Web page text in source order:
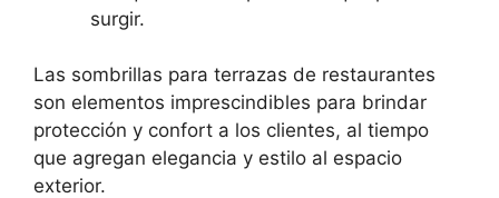
surgir.
Las sombrillas para terrazas de restaurantes
son elementos imprescindibles para brindar
protección y confort a los clientes, al tiempo
que agregan elegancia y estilo al espacio
exterior.